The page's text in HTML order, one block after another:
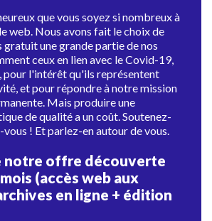
que vous soyez si nombreux à
web. Nous avons fait le choix de
gratuit une grande partie de nos
ceux en lien avec le Covid-19,
pour l'intérêt qu'ils représentent
et pour répondre à notre mission
Mais produire une
de qualité a un coût. Soutenez-
! Et parlez-en autour de vous.
notre offre découverte
(accès web aux
en ligne + édition